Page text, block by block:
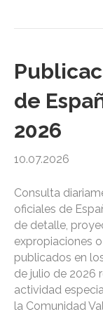
de
2026
10.07.2026
Consulta
oficiales de
de detalle,
expropiaciones
publicados en
de julio de 2026
actividad
la Comunidad